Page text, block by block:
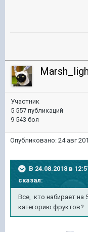
Участник
5 557 публикаций
9 543 боя
Опубликовано: 24 авг
В 24.08.2018 в
сказал:
Все, кто набирает на
категорию фруктов?